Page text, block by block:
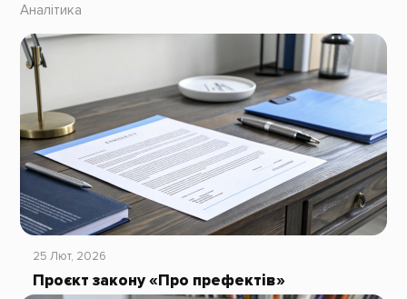
Аналітика
25 Лют, 2026
Проєкт закону «Про префектів»